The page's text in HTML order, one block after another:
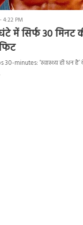
PM
में सिर्फ 30 मिनट
minutes: ‘स्वास्थ्य ही धन